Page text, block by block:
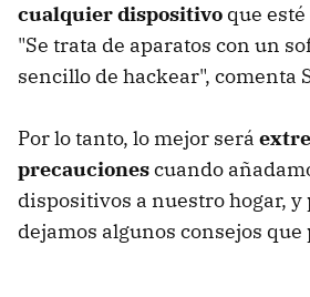
cualquier dispositivo que
"Se trata de aparatos con un
sencillo de hackear", comenta
Por lo tanto, lo mejor será
precaucionescuando
dispositivos a nuestro hogar, y
dejamos algunos consejos que